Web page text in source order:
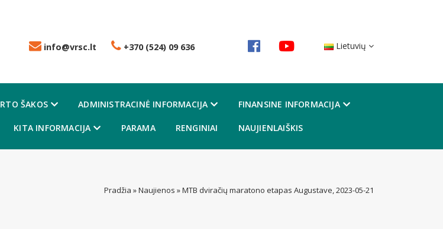
info@vrsc.lt +370 (524) 09 636 Lietuvių
ŠAKOS ADMINISTRACINĖ INFORMACIJA FINANSINE INFORMACIJA
KITA INFORMACIJA PARAMA RENGINIAI NAUJIENLAIŠKIS
Pradžia »Naujienos »MTB dviračių maratono etapas Augustave, 2023-05-21